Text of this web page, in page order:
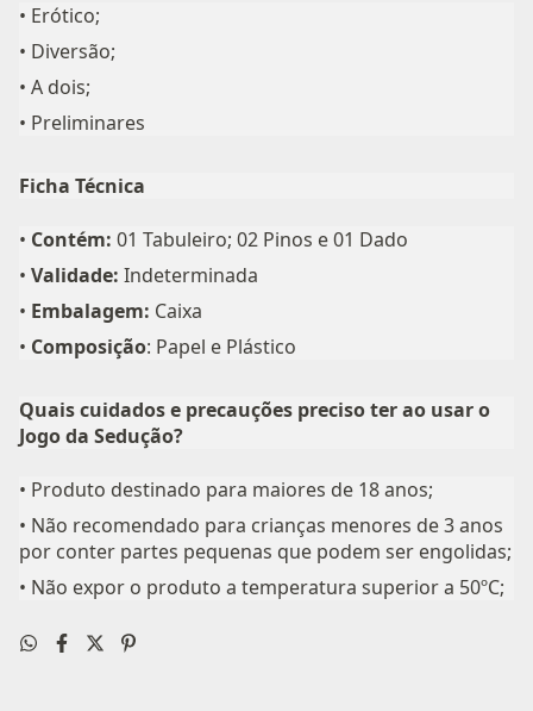
• Erótico;
• Diversão;
• A dois;
• Preliminares
Ficha Técnica
• Contém: 01 Tabuleiro; 02 Pinos e 01 Dado
• Validade: Indeterminada
• Embalagem: Caixa
• Composição: Papel e Plástico
Quais cuidados e precauções preciso ter ao usar o
Jogo da Sedução?
• Produto destinado para maiores de 18 anos;
• Não recomendado para crianças menores de 3 anos
por conter partes pequenas que podem ser engolidas;
• Não expor o produto a temperatura superior a 50ºC;